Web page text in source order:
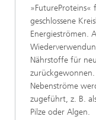
»FutureProteins«
geschlossene
Energieströmen.
Nährstoffe für
zurückgewonnen.
Nebenströme
zugeführt, z. B.
Pilze oder Algen.